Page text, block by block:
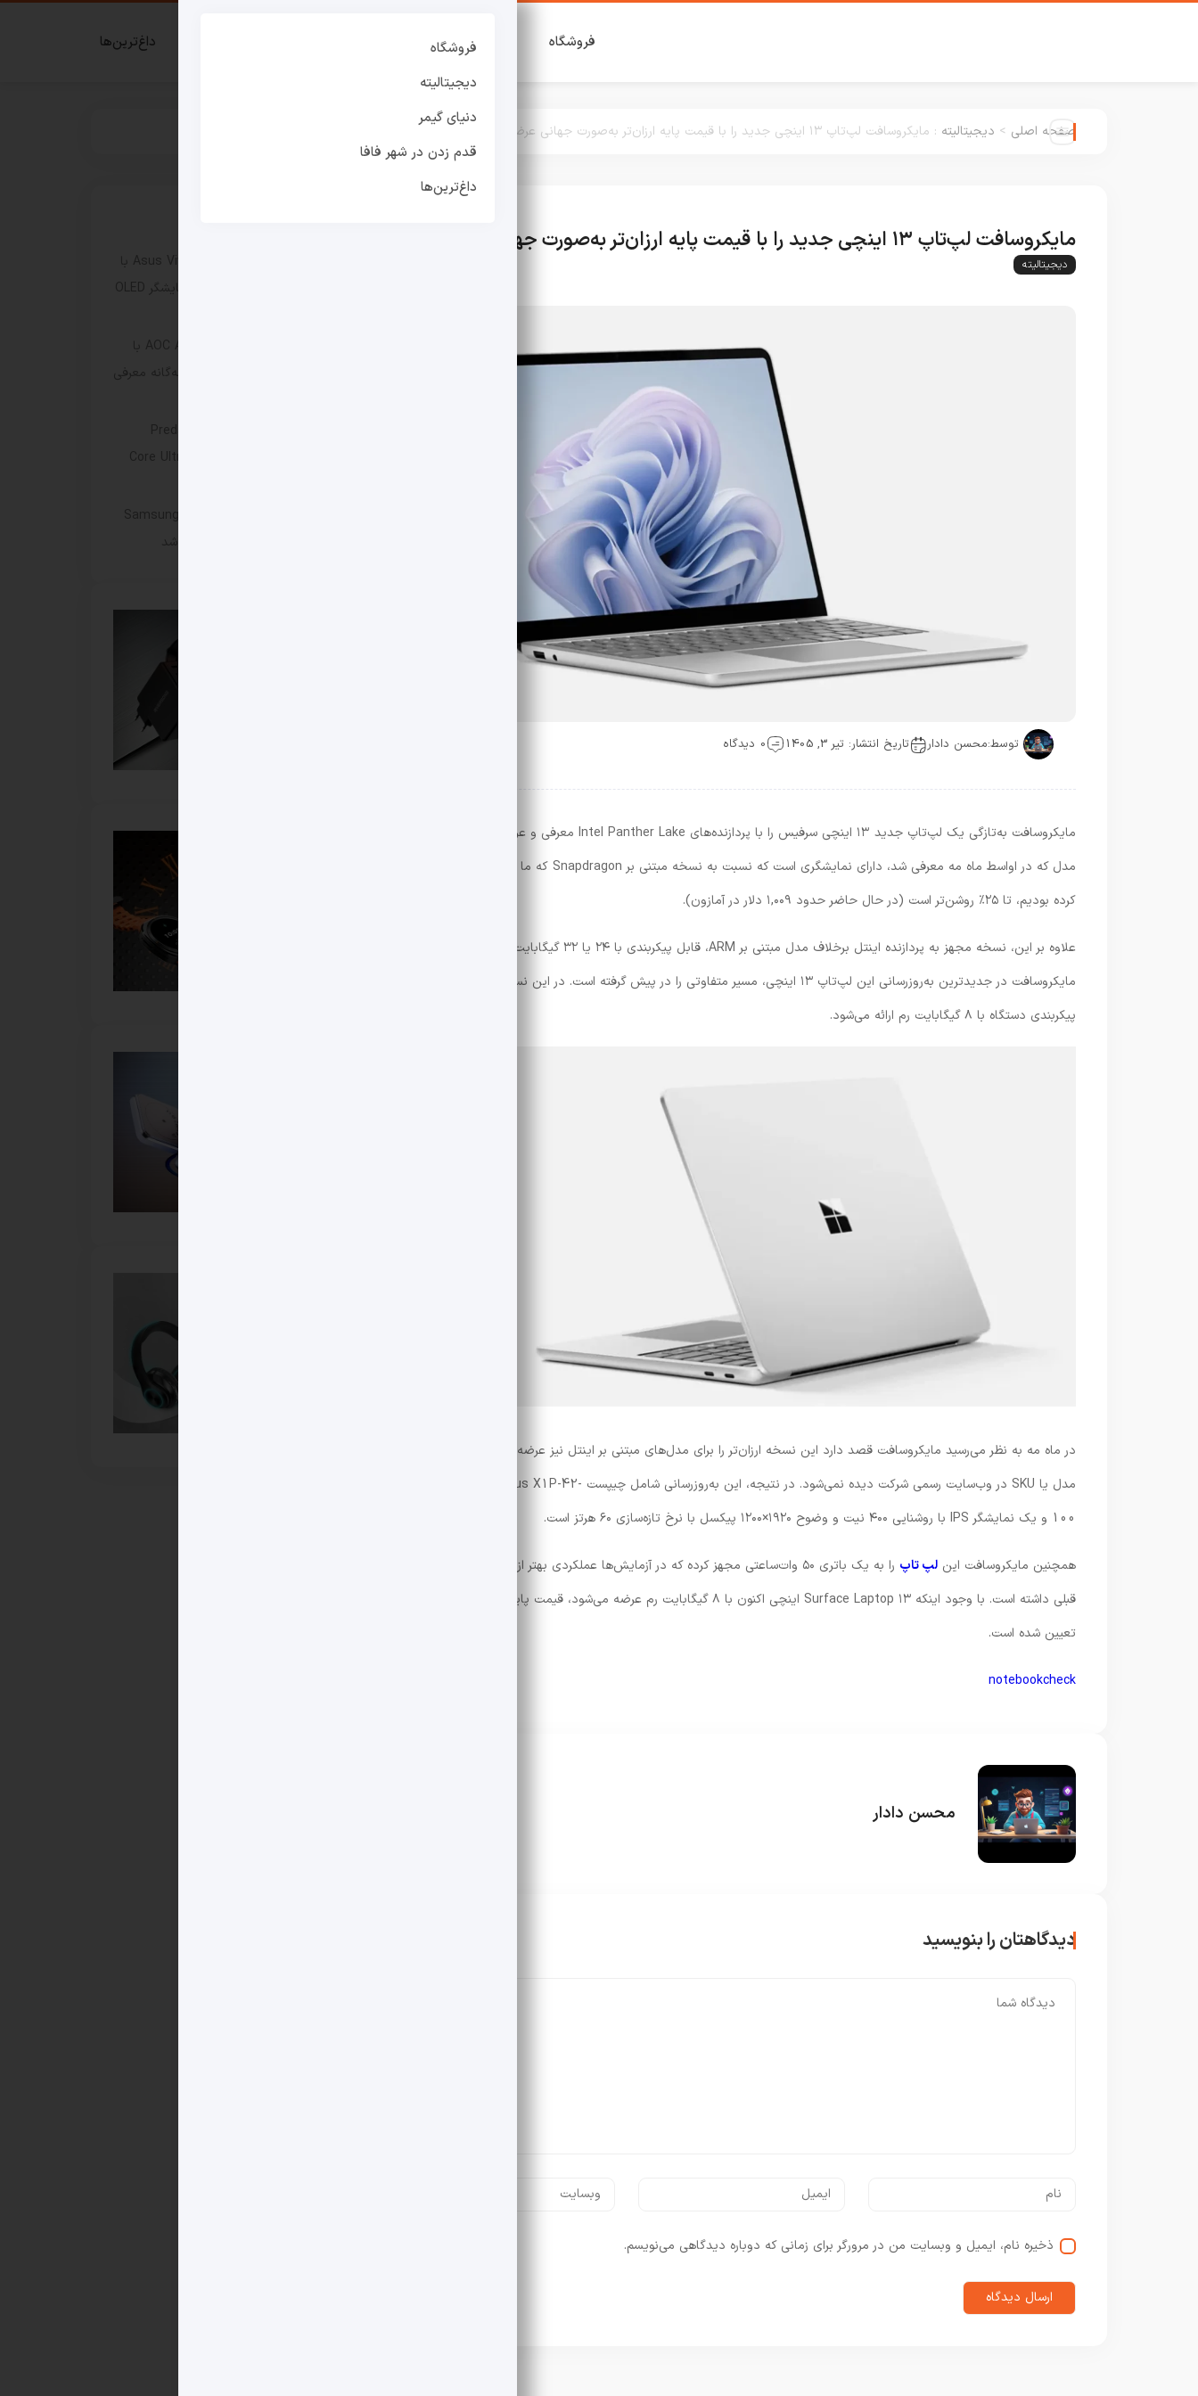
فروشگاه دیجیتالیته داغ‌ترین‌ها
فروشگاه
دیجیتالیته
دنیای گیمر
قدم زدن در شهر فافا
داغ‌ترین‌ها
صفحه اصلی > دیجیتالیته : مایکروسافت لپ‌تاپ ۱۳ اینچی جدید را با قیمت پایه ارزان‌تر به‌صورت جهانی عرضه کرد
مایکروسافت لپ‌تاپ ۱۳ اینچی جدید را با قیمت پایه ارزان‌تر به‌صورت جهانی عرضه کرد
دیجیتالیته
توسط:محسن دادار تاریخ انتشار: تیر 3, 1405 0 دیدگاه
مایکروسافت به‌تازگی یک لپ‌تاپ جدید ۱۳ اینچی سرفیس را با پردازنده‌های Intel Panther Lake معرفی و عرضه کرده است. این
کرده بودیم، تا ۲۵٪ روشن‌تر است (در حال حاضر حدود ۱,۰۰۹ دلار در آمازون).
علاوه بر این، نسخه مجهز به پردازنده اینتل برخلاف مدل مبتنی بر ARM، قابل پیکربندی با ۲۴ یا ۳۲ گیگابایت رم است. اما
مایکروسافت در جدیدترین به‌روزرسانی این لپ‌تاپ ۱۳ اینچی، مسیر متفاوتی را در پیش گرفته است. در این نسخه تازه، ارزان‌ترین
پیکربندی دستگاه با ۸ گیگابایت رم ارائه می‌شود.
در ماه مه به نظر می‌رسید مایکروسافت قصد دارد این نسخه ارزان‌تر را برای مدل‌های مبتنی بر اینتل نیز عرضه کند، اما هنوز چنین
مدل یا SKU در وب‌سایت رسمی شرکت دیده نمی‌شود. در نتیجه، این به‌روزرسانی شامل چیپست Snapdragon X Plus X1P-42-
100 و یک نمایشگر IPS با روشنایی ۴۰۰ نیت و وضوح ۱۹۲۰×۱۲۰۰ پیکسل با نرخ تازه‌سازی ۶۰ هرتز است.
همچنین مایکروسافت این لپ‌ تاپ
را به یک باتری ۵۰ وات‌ساعتی مجهز کرده که در آزمایش‌ها عملکردی بهتر از بسیاری از مدل‌های
تعیین شده است.
notebookcheck
محسن دادار
دیدگاهتان را بنویسید
ذخیره نام، ایمیل و وبسایت من در مرورگر برای زمانی که دوباره دیدگاهی می‌نویسم.
لپ‌ تاپ Asus Vivobook Pro 16 (2026) با
پردازنده Ryzen AI 9 H 465 و نمایشگر OLED
مانیتور گیمینگ AOC Agon CQ32G4ZA با
نرخ نوسازی تا ۵۰۰ هرتز و حالت سه‌گانه معرفی
ایسر لپ‌ تاپ ۱۶ اینچی جدید Predator
Helios Neo 16 را با پردازنده Core Ultra 9
مانیتور گیمینگ Samsung Odyssey G8 6K